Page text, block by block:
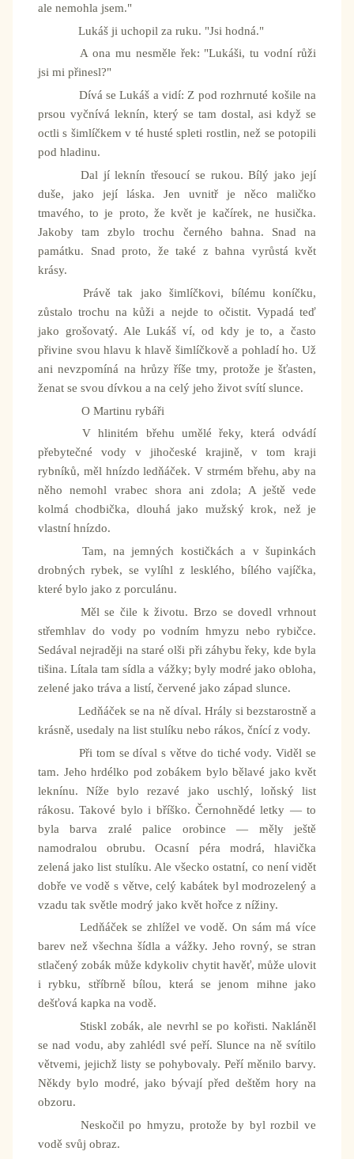
ale nemohla jsem."
Lukáš ji uchopil za ruku. "Jsi hodná."
A ona mu nesměle řek: "Lukáši, tu vodní růži
jsi mi přinesl?"
Dívá se Lukáš a vidí: Z pod rozhrnuté košile na
prsou vyčnívá leknín, který se tam dostal, asi když se
octli s šimlíčkem v té husté spleti rostlin, než se potopili
pod hladinu.
Dal jí leknín třesoucí se rukou. Bílý jako její
duše, jako její láska. Jen uvnitř je něco maličko
tmavého, to je proto, že květ je kačírek, ne husička.
Jakoby tam zbylo trochu černého bahna. Snad na
památku. Snad proto, že také z bahna vyrůstá květ
krásy.
Právě tak jako šimlíčkovi, bílému koníčku,
zůstalo trochu na kůži a nejde to očistit. Vypadá teď
jako grošovatý. Ale Lukáš ví, od kdy je to, a často
přivine svou hlavu k hlavě šimlíčkově a pohladí ho. Už
ani nevzpomíná na hrůzy říše tmy, protože je šťasten,
ženat se svou dívkou a na celý jeho život svítí slunce.
O Martinu rybáři
V hlinitém břehu umělé řeky, která odvádí
přebytečné vody v jihočeské krajině, v tom kraji
rybníků, měl hnízdo ledňáček. V strmém břehu, aby na
něho nemohl vrabec shora ani zdola; A ještě vede
kolmá chodbička, dlouhá jako mužský krok, než je
vlastní hnízdo.
Tam, na jemných kostičkách a v šupinkách
drobných rybek, se vylíhl z lesklého, bílého vajíčka,
které bylo jako z porculánu.
Měl se čile k životu. Brzo se dovedl vrhnout
střemhlav do vody po vodním hmyzu nebo rybičce.
Sedával nejraději na staré olši při záhybu řeky, kde byla
tišina. Lítala tam sídla a vážky; byly modré jako obloha,
zelené jako tráva a listí, červené jako západ slunce.
Ledňáček se na ně díval. Hrály si bezstarostně a
krásně, usedaly na list stulíku nebo rákos, čnící z vody.
Při tom se díval s větve do tiché vody. Viděl se
tam. Jeho hrdélko pod zobákem bylo bělavé jako květ
leknínu. Níže bylo rezavé jako uschlý, loňský list
rákosu. Takové bylo i bříško. Černohnědé letky — to
byla barva zralé palice orobince — měly ještě
namodralou obrubu. Ocasní péra modrá, hlavička
zelená jako list stulíku. Ale všecko ostatní, co není vidět
dobře ve vodě s větve, celý kabátek byl modrozelený a
vzadu tak světle modrý jako květ hořce z nížiny.
Ledňáček se zhlížel ve vodě. On sám má více
barev než všechna šídla a vážky. Jeho rovný, se stran
stlačený zobák může kdykoliv chytit havěť, může ulovit
i rybku, stříbrně bílou, která se jenom mihne jako
dešťová kapka na vodě.
Stiskl zobák, ale nevrhl se po kořisti. Nakláněl
se nad vodu, aby zahlédl své peří. Slunce na ně svítilo
větvemi, jejichž listy se pohybovaly. Peří měnilo barvy.
Někdy bylo modré, jako bývají před deštěm hory na
obzoru.
Neskočil po hmyzu, protože by byl rozbil ve
vodě svůj obraz.